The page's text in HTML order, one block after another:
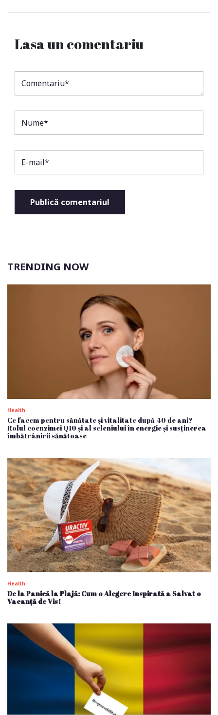
Lasa un comentariu
TRENDING NOW
Health
Ce facem pentru sănătate și vitalitate după 40 de ani?
Rolul coenzimei Q10 și al seleniului în energie și susținerea
îmbătrânirii sănătoase
Health
De la Panică la Plajă: Cum o Alegere Inspirată a Salvat o
Vacanță de Vis!